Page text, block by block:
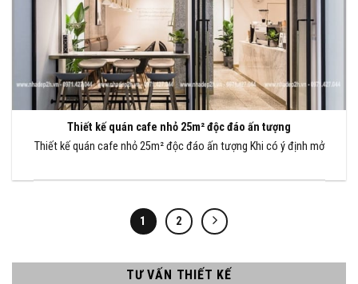
TƯ VẤN THIẾT KẾ
Thiết kế quán cafe nhỏ 25m² độc đáo ấn tượng
Thiết kế quán cafe nhỏ 25m² độc đáo ấn tượng Khi có ý định mở
1 2